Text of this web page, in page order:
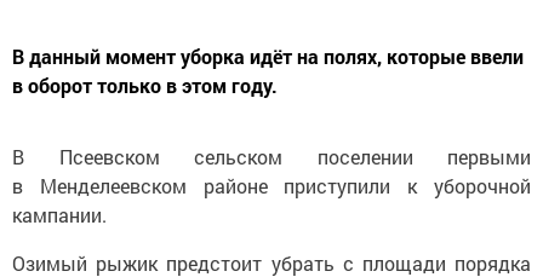
В данный момент уборка идёт на полях, которые ввели
в оборот только в этом году.
В Псеевском сельском поселении первыми
в Менделеевском районе приступили к уборочной
кампании.
Озимый рыжик предстоит убрать с площади порядка